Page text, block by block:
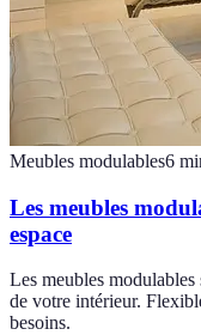
Meubles modulables6
Les meubles
espace
Les meubles
de votre intérieur.
besoins.